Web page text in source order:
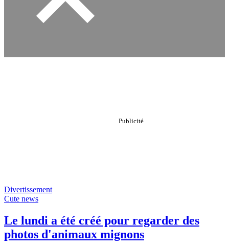
Divertissement
Cute news
Le lundi a été créé pour regarder des
photos d'animaux mignons